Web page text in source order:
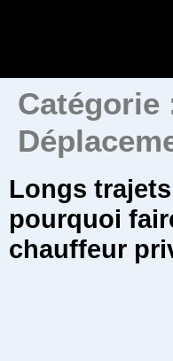
Catégorie
Longs
pourquoi
chauffeur